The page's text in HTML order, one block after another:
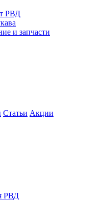
РВД
и запчасти
Статьи Акции
РВД